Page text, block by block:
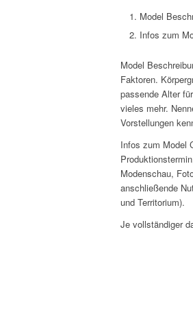
Model
Infos zum
Model
Faktoren.
passende Alter
vieles mehr.
Vorstellungen
Infos zum Model
Modenschau,
anschließende
und Territorium).
Je vollständiger